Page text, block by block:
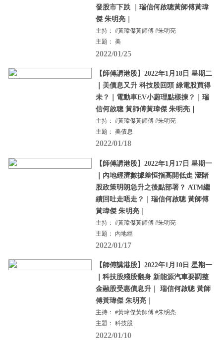
發股市下跌 ｜瑞信何啟聰黃師傅黃瑋
傑 朱明亮｜
主持： #黃瑋傑黃師傅 #朱明亮
主題： 美
2022/01/25
【師傅講港股】2022年1月18日 星期二
｜美債息又升 科技股回頭 綠電股買得
未？｜電動車EV小蔚理點樣揀？｜瑞
信何啟聰 黃師傅黃瑋傑 朱明亮｜
主持： #黃瑋傑黃師傅 #朱明亮
主題： 美債息
2022/01/18
【師傅講港股】2022年1月17日 星期一
｜內地經濟數據差恒指高開低走 濠賭
股政策明朗急升之後點部署？ ATM繼
續回吐走唔走？｜瑞信何啟聰 黃師傅
黃瑋傑 朱明亮｜
主持： #黃瑋傑黃師傅 #朱明亮
主題： 內地經
2022/01/17
【師傅講港股】2022年1月10日 星期一
｜科技股殘股翻身 新能源汽車要調整
金融股受惠債息升｜ 瑞信何啟聰 黃師
傅黃瑋傑 朱明亮｜
主持： #黃瑋傑黃師傅 #朱明亮
主題： 科技股
2022/01/10